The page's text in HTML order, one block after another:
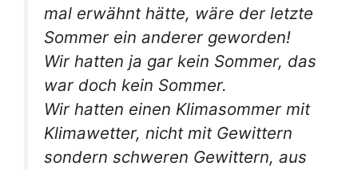
mal erwähnt hätte, wäre der letzte
Sommer ein anderer geworden!
Wir hatten ja gar kein Sommer, das
war doch kein Sommer.
Wir hatten einen Klimasommer mit
Klimawetter, nicht mit Gewittern
sondern schweren Gewittern, aus